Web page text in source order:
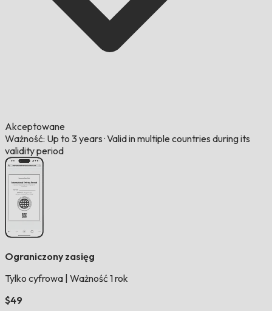
Akceptowane
Ważność: Up to 3 years ·Valid in multiple countries during its
validity period
Ograniczony zasięg
Tylko cyfrowa Ważność 1 rok
$49